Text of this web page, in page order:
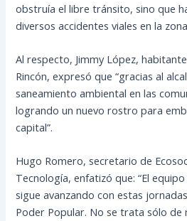
obstruía el libre tránsito, sino que
diversos accidentes viales en la
Al respecto, Jimmy López,
Rincón, expresó que “gracias al
saneamiento ambiental en las
logrando un nuevo rostro para
capital”.
Hugo Romero, secretario de
Tecnología, enfatizó que: “El
sigue avanzando con estas
Poder Popular. No se trata sólo